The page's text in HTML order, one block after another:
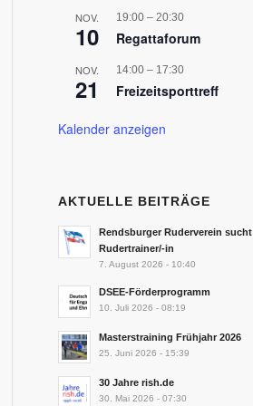
NOV.
10
19:00– 20:30
Regattaforum
NOV.
21
14:00– 17:30
Freizeitsporttreff
Kalender anzeigen
AKTUELLE BEITRÄGE
Rendsburger Ruderverein sucht
Rudertrainer/-in
7. August 2026 - 10:40
DSEE-Förderprogramm
10. Juli 2026 - 08:19
Masterstraining Frühjahr 2026
25. Juni 2026 - 15:39
30 Jahre rish.de
30. Mai 2026 - 07:30